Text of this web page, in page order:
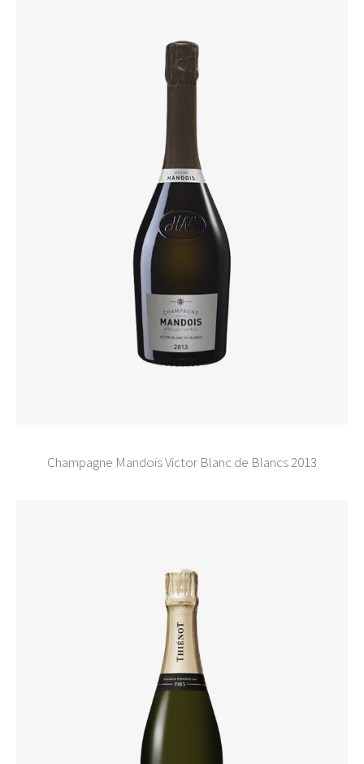
Champagne Mandois Victor Blanc de Blancs 2013